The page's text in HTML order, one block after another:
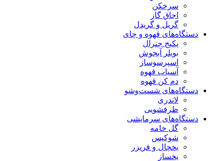
سرخکن
اجاق گاز
گریل و گریدل
دستگاه‌های قهوه و چای
پکیج جنرال
بویلر آبجوش
اسپرسوساز
آسیاب قهوه
دم کن قهوه
دستگاه‌های شست‌و‌شو
لاندری
ظرفشویی
دستگاه‌های سرمایشی
گل خامه
شوکیس
یخچال و فریزر
یخساز